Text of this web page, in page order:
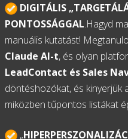
DIGITÁLIS
PONTOSSÁGGAL.Hagyd
manuális kutatást!
Claude AI-t, és olyan
LeadContact és Sales
döntéshozókat, és kinyerjük
miközben tűpontos listákat
„